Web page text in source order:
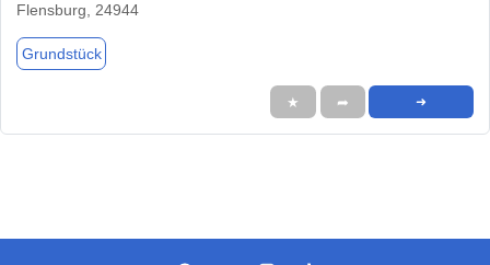
Flensburg, 24944
Grundstück
★ ➦ ➜